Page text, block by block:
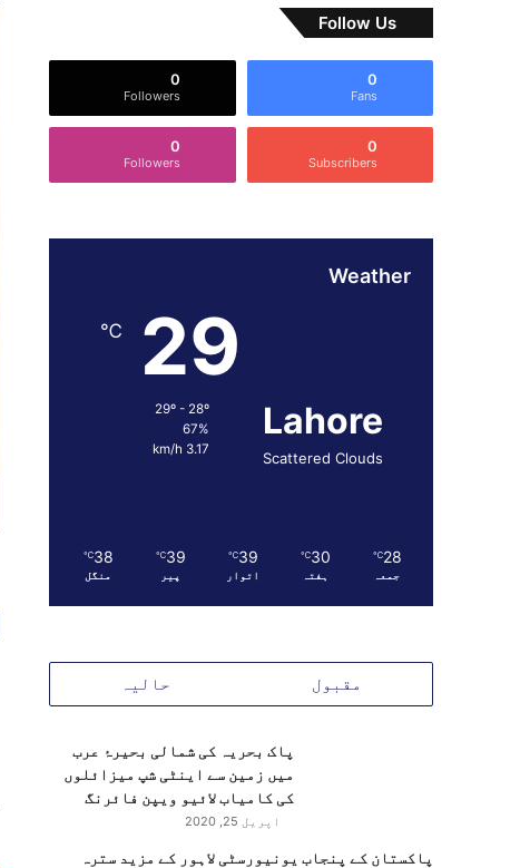
Follow Us
0
Fans
0
Followers
0
Subscribers
0
Followers
Weather
Lahore
Scattered Clouds
29
℃
29º - 28º
67%
3.17 km/h
28
℃
جمعہ
30
℃
ہفتہ
39
℃
اتوار
39
℃
پیر
38
℃
منگل
مقبول حالیہ
پاک بحریہ کی شمالی بحیرۂ عرب
میں زمین سے اینٹی شپ میزائلوں
کی کامیاب لائیو ویپن فائرنگ
اپریل 25, 2020
پاکستان کے پنجاب یونیورسٹی لاہور کے مزید سترہ